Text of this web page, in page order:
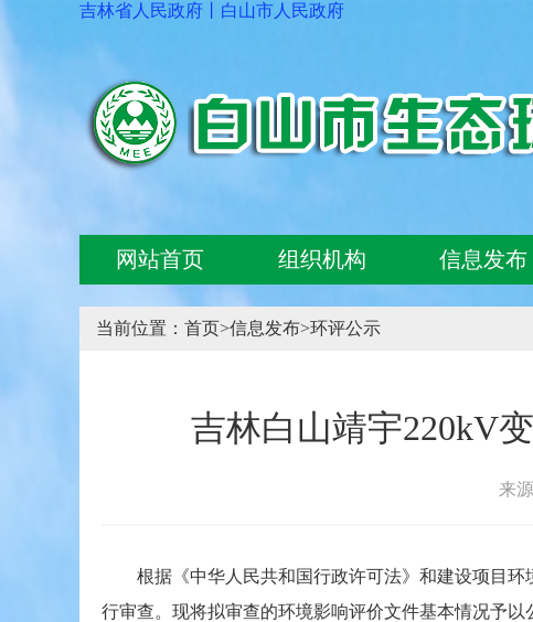
吉林省人民政府 白山市人民政府
网站首页 组织机构 信息发布
当前位置： 首页>信息发布>环评公示
吉林白山靖宇220kV
来
根据《中华人民共和国行政许可法》和建设项目环
行审查。现将拟审查的环境影响评价文件基本情况予以